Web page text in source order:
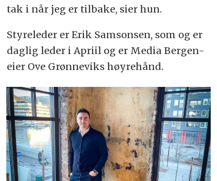
tak i når jeg er tilbake, sier hun.
Styreleder er Erik Samsonsen, som og er
daglig leder i Apriil og er Media Bergen-
eier Ove Grønneviks høyrehånd.